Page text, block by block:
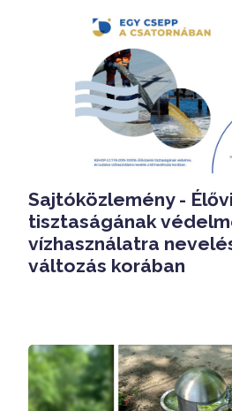
Sajtóközlemény -
tisztaságának
vízhasználatra
változás korában